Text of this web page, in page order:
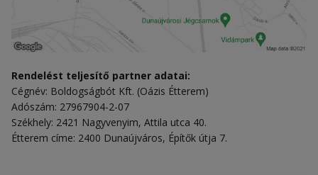
Rendelést teljesítő partner adatai:
Cégnév: Boldogságbót Kft. (Oázis Étterem)
Adószám: 27967904-2-07
Székhely: 2421 Nagyvenyim, Attila utca 40.
Étterem címe: 2400 Dunaújváros, Építők útja 7.